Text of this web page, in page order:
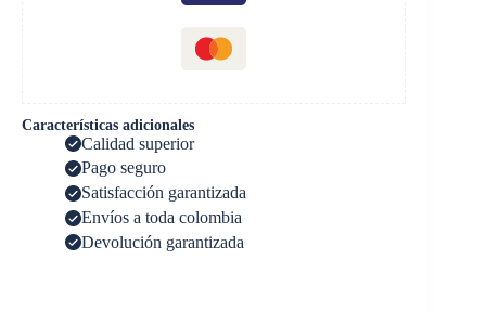
Características adicionales
Calidad superior
Pago seguro
Satisfacción garantizada
Envíos a toda colombia
Devolución garantizada